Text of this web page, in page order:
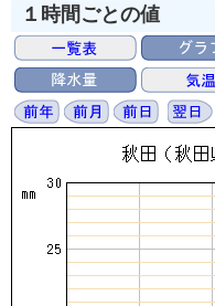
１時間ごとの値